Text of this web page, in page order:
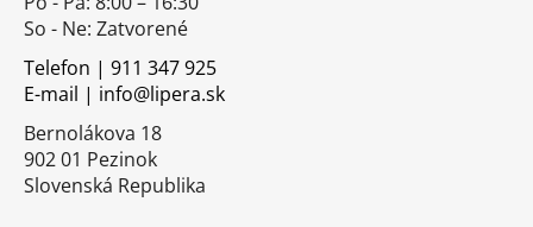
So - Ne: Zatvorené
Telefon | 911 347 925
E-mail | info@lipera.sk
Bernolákova 18
902 01 Pezinok
Slovenská Republika